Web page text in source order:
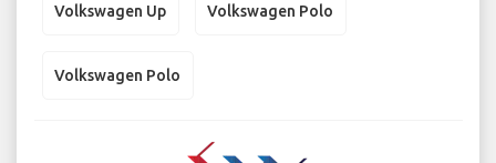
Volkswagen Up Volkswagen Polo
Volkswagen Polo